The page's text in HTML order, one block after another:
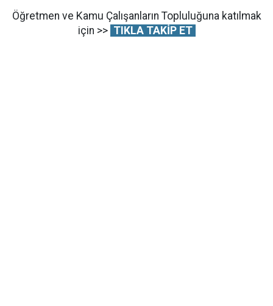
Öğretmen ve Kamu Çalışanların Topluluğuna katılmak
için >> TIKLA TAKİP ET